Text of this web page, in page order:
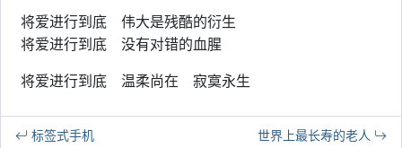
将爱进行到底 伟大是残酷的衍生
将爱进行到底 没有对错的血腥
将爱进行到底 温柔尚在 寂寞永生
标签式手机 世界上最长寿的老人